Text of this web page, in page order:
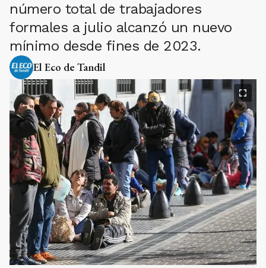
número total de trabajadores
formales a julio alcanzó un nuevo
mínimo desde fines de 2023.
El Eco de Tandil